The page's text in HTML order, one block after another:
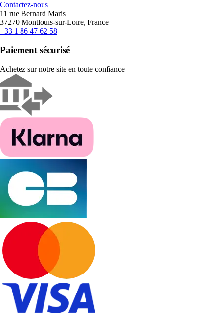
Contactez-nous
11 rue Bernard Maris
37270 Montlouis-sur-Loire, France
+33 1 86 47 62 58
Paiement sécurisé
Achetez sur notre site en toute confiance